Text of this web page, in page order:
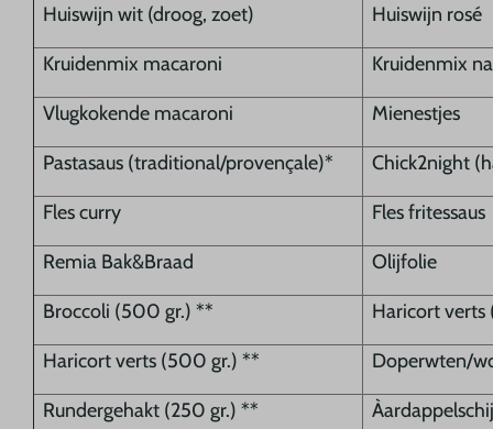
Huiswijn wit (droog, zoet) Huiswijn rosé
Kruidenmix macaroni Kruidenmix
Vlugkokende macaroni Mienestjes
Pastasaus (traditional/provençale)* Chick2night
Fles curry Fles fritessaus
Remia Bak&Braad Olijfolie
Broccoli (500 gr.) ** Haricort
Haricort verts (500 gr.) ** Doperwten/
Rundergehakt (250 gr.) **